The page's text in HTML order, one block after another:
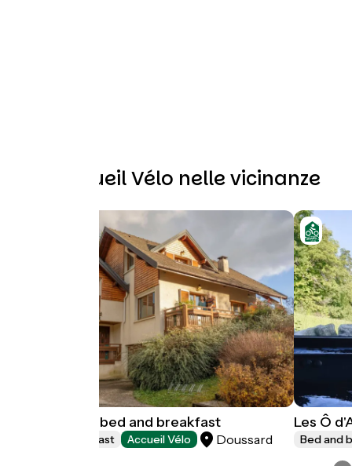
Altri Accueil Vélo nelle vicinanze
Villa Ginkgo : bed and breakfast
Bed and breakfast Accueil Vélo Doussard
Les Ô
Bed and